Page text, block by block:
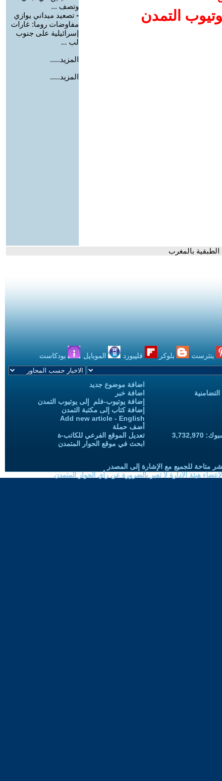
التمدن
وتصف ...
- تصعيد ميداني يوازي
مفاوضات روما: غارات
إسرائيلية على جنوب
لب ...
المزيد.....
المزيد.....
الطبقية بالمغرب
بنترست بلوكر فليبورد الموبايل بودكاست
اضافة موضوع جديد
اضافة خبر
إضافة يوتيوب-فلم إلى يوتيوب التمدن
إضافة كتاب إلى مكتبة التمدن
Add new article - English
أضف حملة
تعديل الموقع الفرعي للكاتب-ة
ابحث في موقع الحوار المتمدن
متاحة للجميع مع الإشارة إلى المصدر
هيئة الادارة لا تعبر بالضرورة عن رأي الحوار المتمدن